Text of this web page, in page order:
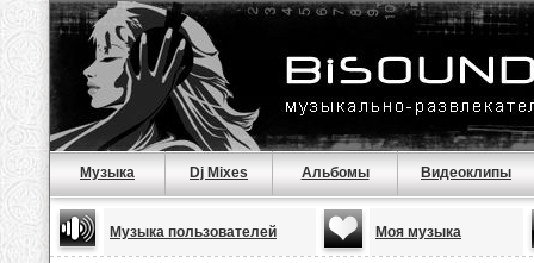
Музыка Dj Mixes Альбомы Видеоклипы
Музыка пользователей Моя музыка